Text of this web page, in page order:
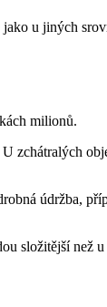
u jiných
milionů.
zchátralých
údržba,
složitější než